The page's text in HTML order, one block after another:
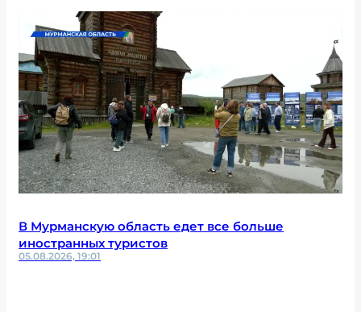
В Мурманскую область едет все больше
иностранных туристов
05.08.2026, 19:01